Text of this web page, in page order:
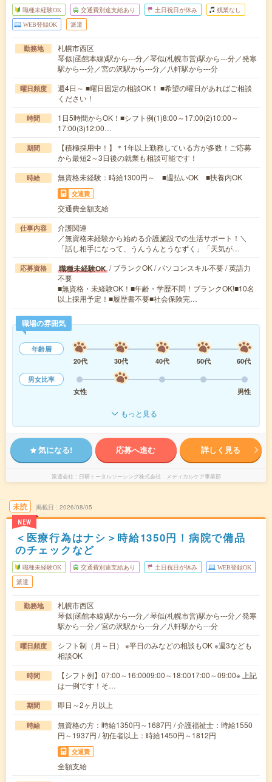
職種未経験OK 交通費別途支給あり 土日祝日が休み 残業なし
WEB登録OK 派遣
勤務地
札幌市西区
琴似(函館本線)駅から---分／琴似(札幌市営)駅から---分／発寒
駅から---分／宮の沢駅から---分／八軒駅から---分
曜日頻度
週4日～ ■曜日固定の相談OK！ ■希望の曜日があればご相談
ください！
時間
1日5時間からOK！■シフト例(1)8:00～17:00(2)10:00～
17:00(3)12:00…
期間
【積極採用中！】＊1年以上勤務している方が多数！ご応募
から最短2～3日後の就業も相談可能です！
時給 無資格未経験：時給1300円～ ■週払いOK ■扶養内OK
交通費
交通費全額支給
仕事内容
介護関連
／無資格未経験から始める介護施設での生活サポート！＼
「話し相手になって、うんうんとうなずく」「天気が…
応募資格 職種未経験OK / ブランクOK / パソコンスキル不要 / 英語力
不要
■無資格・未経験OK！■年齢・学歴不問！ブランクOK!■10名
以上採用予定！■履歴書不要■社会保険完…
職場の雰囲気
年齢層
20代
30代 40代 50代
60代
男女比率
女性
男性
もっと見る
気になる! 応募へ進む 詳しく見る
派遣会社 日研トータルソーシング株式会社 メディカルケア事業部
未読
NEW
掲載日 2026/08/05
＜医療行為はナシ＞時給1350円！病院で備品
のチェックなど
職種未経験OK 交通費別途支給あり 土日祝日が休み WEB登録OK
派遣
勤務地
札幌市西区
琴似(函館本線)駅から---分／琴似(札幌市営)駅から---分／発寒
駅から---分／宮の沢駅から---分／八軒駅から---分
曜日頻度
シフト制（月～日） ※平日のみなどの相談もOK ※週3なども
相談OK
時間
【シフト例】07:00～16:0009:00～18:0017:00～09:00※ 上記
は一例です！そ…
期間 即日～2ヶ月以上
時給
無資格の方：時給1350円～1687円 / 介護福祉士：時給1550
円～1937円 / 初任者以上：時給1450円～1812円
交通費
全額支給